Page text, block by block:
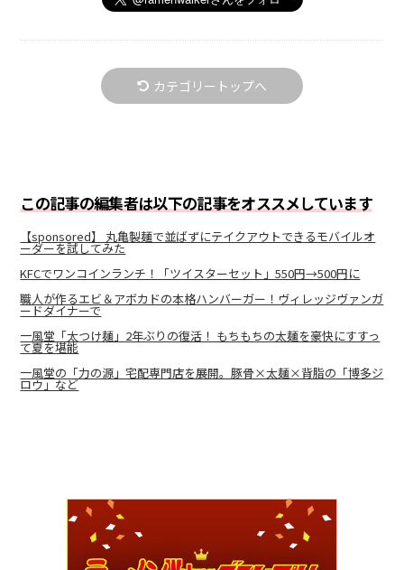
カテゴリートップへ
この記事の編集者は以下の記事をオススメしています
【sponsored】 丸亀製麺で並ばずにテイクアウトできるモバイルオ
ーダーを試してみた
KFCでワンコインランチ！「ツイスターセット」550円→500円に
職人が作るエビ＆アボカドの本格ハンバーガー！ヴィレッジヴァンガ
ードダイナーで
一風堂「太つけ麺」2年ぶりの復活！ もちもちの太麺を豪快にすすっ
て夏を堪能
一風堂の「力の源」宅配専門店を展開。豚骨×太麺×背脂の「博多ジ
ロウ」など